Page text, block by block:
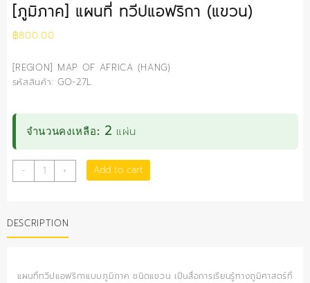
[ภูมิภาค] แผนที่ ทวีปแอฟริกา (แขวน)
฿800.00
[REGION] MAP OF AFRICA (HANG)
รหัสสินค้า: GO-27L
จำนวนคงเหลือ: 2 แผ่น
-
[ภูมิภาค]
แผนที่
(แขวน)
quantity
+ Add to cart
DESCRIPTION
แผนที่ทวีปแอฟริกาแบบภูมิภาค ชนิดแขวน เป็นสื่อการเรียนรู้ทางภูมิศาสตร์ที่